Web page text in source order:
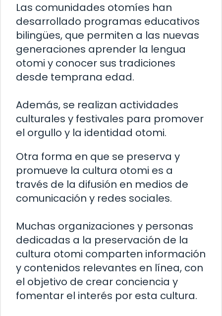
Las comunidades otomíes han
desarrollado programas educativos
bilingües, que permiten a las nuevas
generaciones aprender la lengua
otomi y conocer sus tradiciones
desde temprana edad.
Además, se realizan actividades
culturales y festivales para promover
el orgullo y la identidad otomi.
Otra forma en que se preserva y
promueve la cultura otomi es a
través de la difusión en medios de
comunicación y redes sociales.
Muchas organizaciones y personas
dedicadas a la preservación de la
cultura otomi comparten información
y contenidos relevantes en línea, con
el objetivo de crear conciencia y
fomentar el interés por esta cultura.